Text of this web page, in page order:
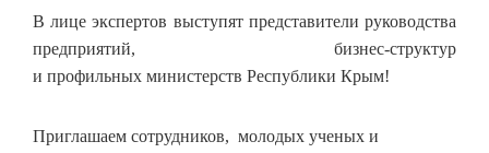
В лице экспертов выступят представители руководства
предприятий, бизнес-структур
и профильных министерств Республики Крым!
Приглашаем сотрудников, молодых ученых и